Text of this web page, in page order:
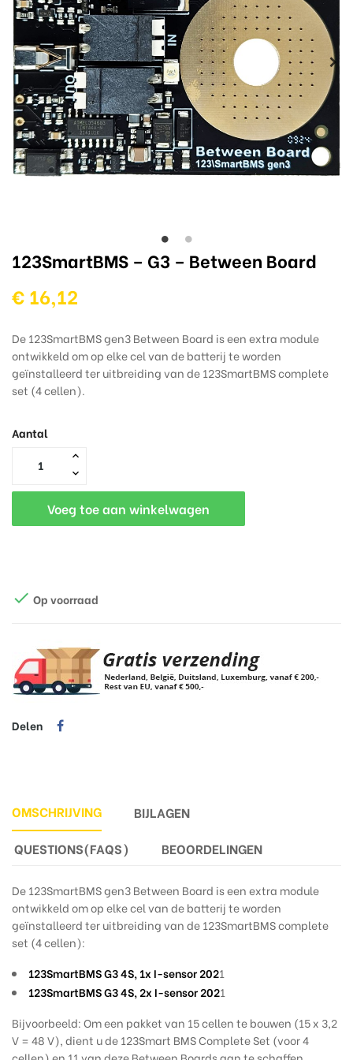
123SmartBMS – G3 – Between Board
€ 16,12
De 123SmartBMS gen3 Between Board is een extra module
ontwikkeld om op elke cel van de batterij te worden
geïnstalleerd ter uitbreiding van de 123SmartBMS complete
set (4 cellen).
Aantal
Voeg toe aan winkelwagen
 Op voorraad
Delen
OMSCHRIJVING
BIJLAGEN
QUESTIONS(FAQS)
BEOORDELINGEN
De 123SmartBMS gen3 Between Board is een extra module
ontwikkeld om op elke cel van de batterij te worden
geïnstalleerd ter uitbreiding van de 123SmartBMS complete
set (4 cellen):
123SmartBMS G3 4S, 1x I-sensor 2021
123SmartBMS G3 4S, 2x I-sensor 2021
Bijvoorbeeld:Om een pakket van 15 cellen te bouwen (15 x 3,2
V = 48 V), dient u de 123Smart BMS Complete Set (voor 4